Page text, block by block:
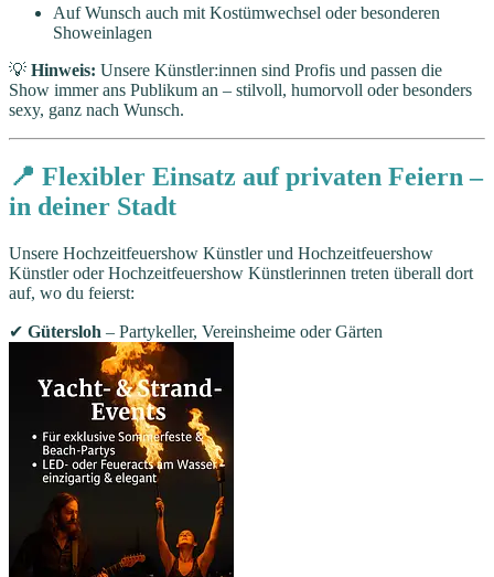
Auf Wunsch auch mit Kostümwechsel oder besonderen
Showeinlagen
💡 Hinweis: Unsere Künstler:innen sind Profis und passen die
Show immer ans Publikum an – stilvoll, humorvoll oder besonders
sexy, ganz nach Wunsch.
📍 Flexibler Einsatz auf privaten Feiern –
in deiner Stadt
Unsere Hochzeitfeuershow Künstler und Hochzeitfeuershow
Künstler oder Hochzeitfeuershow Künstlerinnen treten überall dort
auf, wo du feierst:
✔ Gütersloh – Partykeller, Vereinsheime oder Gärten